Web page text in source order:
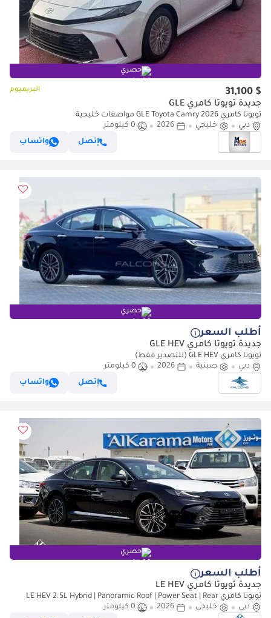
حصري
$ 31,100 البريميوم
جديدة تويوتا كامري GLE
تويوتا كامري GLE Toyota Camry 2026 مواصفات خليجية
دبي
خليجي 2026
0 كيلومتر
إتصل
واتساب
حصري
أطلب السعر
جديدة تويوتا كامري GLE HEV
تويوتا كامري GLE HEV (للتصدير فقط)
دبي
صينية 2026
0 كيلومتر
إتصل
واتساب
حصري
أطلب السعر
جديدة تويوتا كامري LE HEV
تويوتا كامري LE HEV 2.5L Hybrid | Panoramic Roof | Power Seat | Rear
Camera | GCC Specs | Zero KM
دبي خليجي 2026
0 كيلومتر